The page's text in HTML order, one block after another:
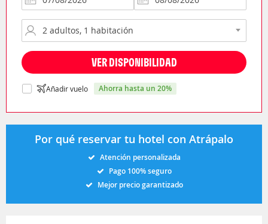
VER DISPONIBILIDAD
Añadir vuelo ahorra hasta un 20%
Por qué reservar tu hotel con Atrápalo
Atención personalizada
Pago 100% seguro
Mejor precio garantizado